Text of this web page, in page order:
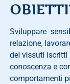
Sviluppare
relazione,
dei vissuti iscritti
conoscenza e
comportamenti